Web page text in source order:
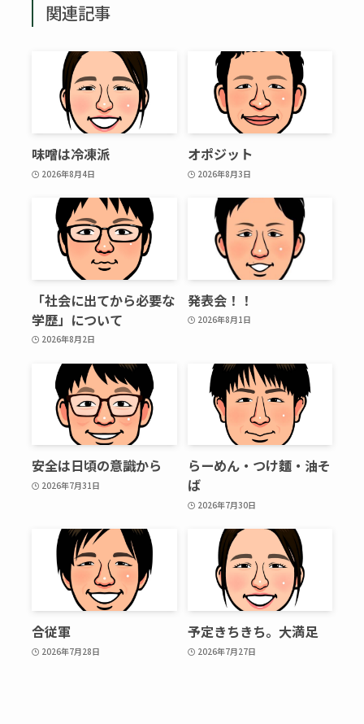
関連記事
味噌は冷凍派
2026年8月4日
オポジット
2026年8月3日
「社会に出てから必要な
学歴」について
2026年8月2日
発表会！！
2026年8月1日
安全は日頃の意識から
2026年7月31日
らーめん・つけ麵・油そ
ば
2026年7月30日
合従軍
2026年7月28日
予定きちきち。大満足
2026年7月27日